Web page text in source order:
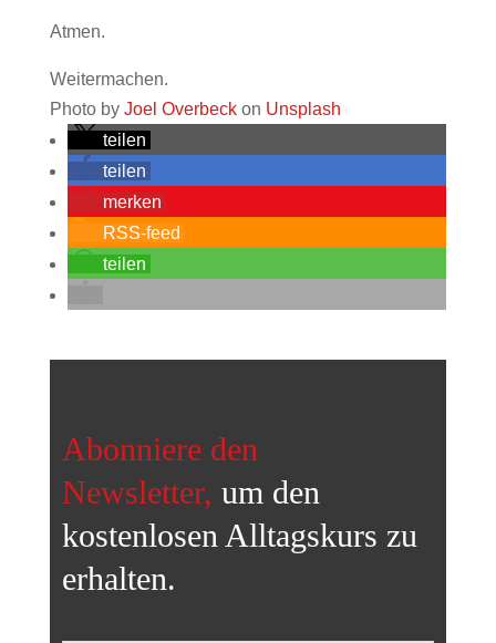
Atmen.
Weitermachen.
Photo by Joel Overbeckon Unsplash
teilen
teilen
merken
RSS-feed
teilen
Abonniere den
Newsletter, um den
kostenlosen Alltagskurs zu
erhalten.